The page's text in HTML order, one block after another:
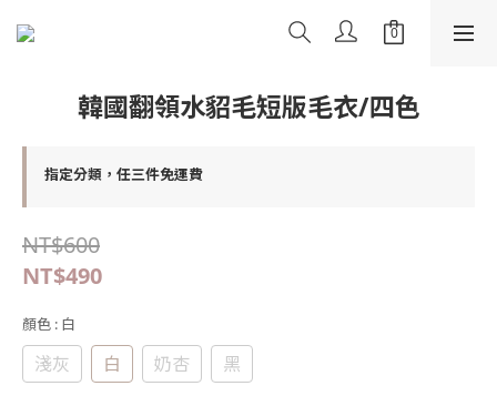
韓國翻領水貂毛短版毛衣/四色
指定分類，任三件免運費
NT$600
NT$490
顏色 : 白
淺灰 白 奶杏 黑